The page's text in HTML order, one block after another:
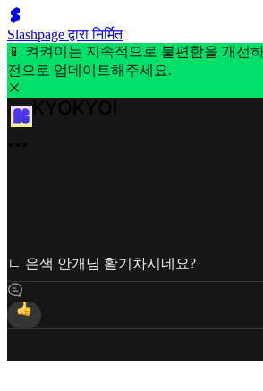
Slashpage द्वारा निर्मित
📱 켜켜이는 지속적으로 불편함을 개선
전으로 업데이트해주세요.
ㄴ 은색 안개님 활기차시네요?